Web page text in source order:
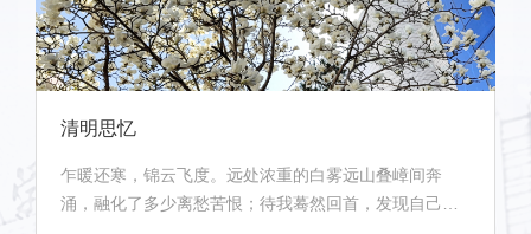
清明思忆
乍暖还寒，锦云飞度。远处浓重的白雾远山叠嶂间奔
涌，融化了多少离愁苦恨；待我蓦然回首，发现自己已